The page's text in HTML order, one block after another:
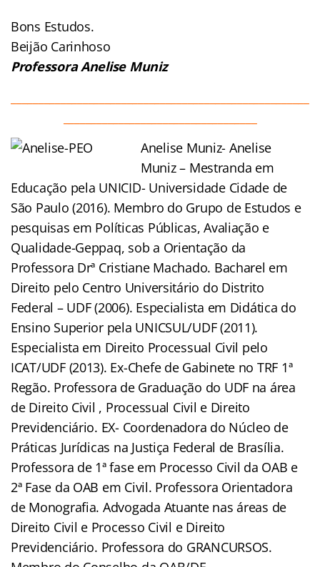
Bons Estudos.
Beijão Carinhoso
Professora Anelise Muniz
Anelise Muniz- Anelise
Muniz – Mestranda em
Educação pela UNICID- Universidade Cidade de
São Paulo (2016). Membro do Grupo de Estudos e
pesquisas em Políticas Públicas, Avaliação e
Qualidade-Geppaq, sob a Orientação da
Professora Drª Cristiane Machado. Bacharel em
Direito pelo Centro Universitário do Distrito
Federal – UDF (2006). Especialista em Didática do
Ensino Superior pela UNICSUL/UDF (2011).
Especialista em Direito Processual Civil pelo
ICAT/UDF (2013). Ex-Chefe de Gabinete no TRF 1ª
Regão. Professora de Graduação do UDF na área
de Direito Civil , Processual Civil e Direito
Previdenciário. EX- Coordenadora do Núcleo de
Práticas Jurídicas na Justiça Federal de Brasília.
Professora de 1ª fase em Processo Civil da OAB e
2ª Fase da OAB em Civil. Professora Orientadora
de Monografia. Advogada Atuante nas áreas de
Direito Civil e Processo Civil e Direito
Previdenciário. Professora do GRANCURSOS.